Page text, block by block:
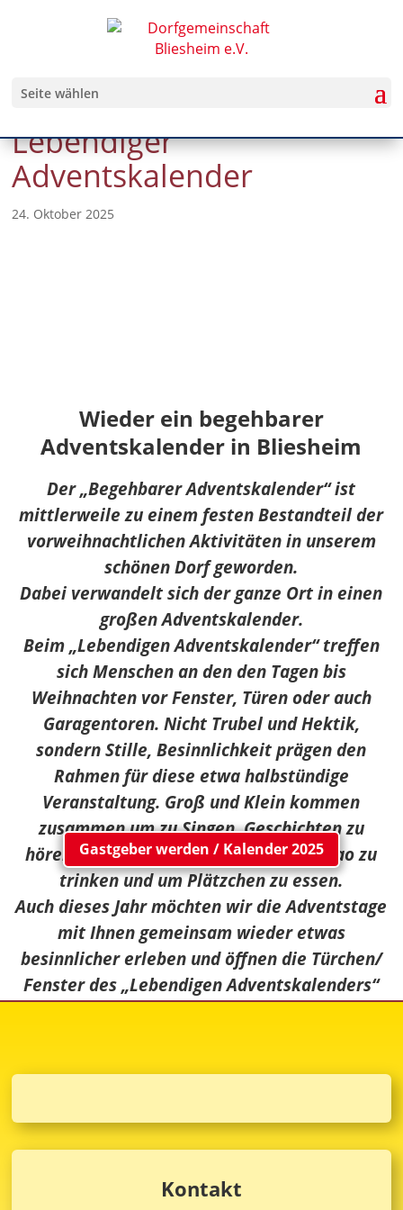
Seite wählen
Lebendiger
Adventskalender
24. Oktober 2025
Wieder ein begehbarer
Adventskalender in Bliesheim
Der „Begehbarer Adventskalender“ ist
mittlerweile zu einem festen Bestandteil der
vorweihnachtlichen Aktivitäten in unserem
schönen Dorf geworden.
Dabei verwandelt sich der ganze Ort in einen
großen Adventskalender.
Beim „Lebendigen Adventskalender“ treffen
sich Menschen an den den Tagen bis
Weihnachten vor Fenster, Türen oder auch
Garagentoren. Nicht Trubel und Hektik,
sondern Stille, Besinnlichkeit prägen den
Rahmen für diese etwa halbstündige
Veranstaltung. Groß und Klein kommen
zusammen um zu Singen, Geschichten zu
hören, zu erzählen, Glühwein oder Kakao zu
trinken und um Plätzchen zu essen.
Auch dieses Jahr möchten wir die Adventstage
mit Ihnen gemeinsam wieder etwas
besinnlicher erleben und öffnen die Türchen/
Fenster des „Lebendigen Adventskalenders“
Gastgeber werden / Kalender 2025
Kontakt